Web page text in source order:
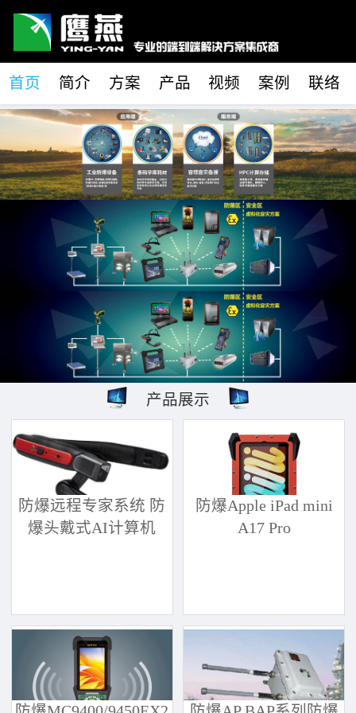
首页 简介 方案 产品 视频 案例 联络
产品展示
防爆远程专家系统 防
爆头戴式AI计算机
防爆Apple iPad mini
A17 Pro